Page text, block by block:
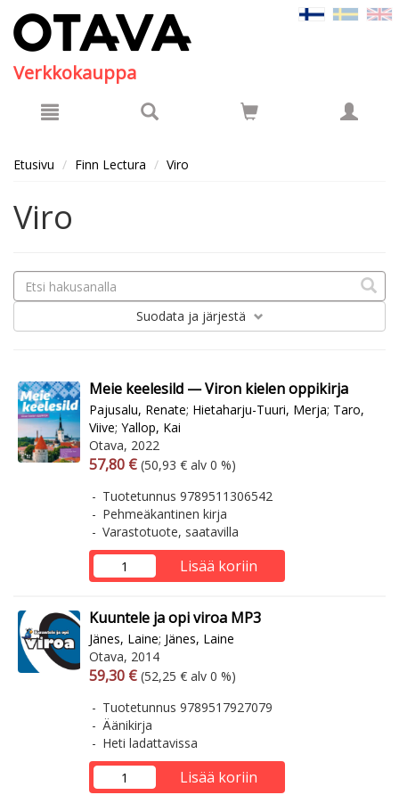
Verkkokauppa
Etusivu Finn Lectura Viro
Viro
Suodata ja järjestä
Meie keelesild — Viron kielen oppikirja
Pajusalu, Renate; Hietaharju-Tuuri, Merja; Taro,
Viive; Yallop, Kai
Otava, 2022
Arvonlisäverollinen hinta
57,80 € Arvonlisäveroton hinta
(50,93 € alv 0 %)
Tuotetunnus 9789511306542
Pehmeäkantinen kirja
Varastotuote, saatavilla
Lisää koriin
Kuuntele ja opi viroa MP3
Jänes, Laine; Jänes, Laine
Otava, 2014
Arvonlisäverollinen hinta
59,30 € Arvonlisäveroton hinta
(52,25 € alv 0 %)
Tuotetunnus 9789517927079
Äänikirja
Heti ladattavissa
Lisää koriin